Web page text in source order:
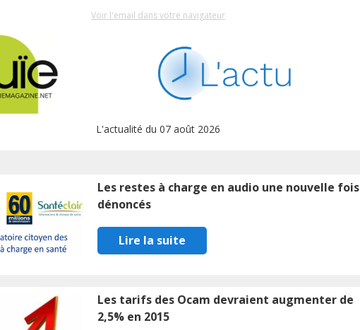
Voir l'email dans votre navigateur
L'actualité du 07 août 2026
Les restes à charge en audio une nouvelle fois
dénoncés
Lire la suite
Les tarifs des Ocam devraient augmenter de
2,5% en 2015